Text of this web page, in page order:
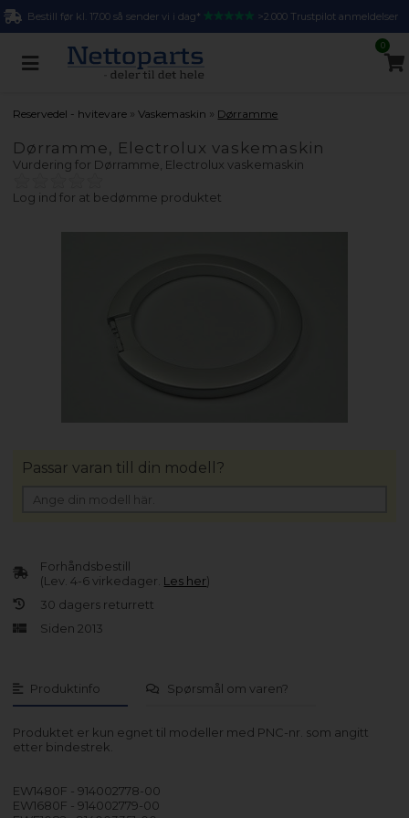
Bestill før kl. 17.00 så sender vi i dag* >2.000 Trustpilot anmeldelser
0
Reservedel - hvitevare »Vaskemaskin » Dørramme
Dørramme, Electrolux vaskemaskin
Vurdering for Dørramme, Electrolux vaskemaskin
Log ind for at bedømme produktet
Produktinfo Spørsmål om varen?
Produktet er kun egnet til modeller med PNC-nr. som angitt
etter bindestrek.
EW1480F - 914002778-00
EW1680F - 914002779-00
Forhåndsbestill
(Lev. 4-6 virkedager. Les her)
30 dagers returrett
Siden 2013
Passar varan till din modell?